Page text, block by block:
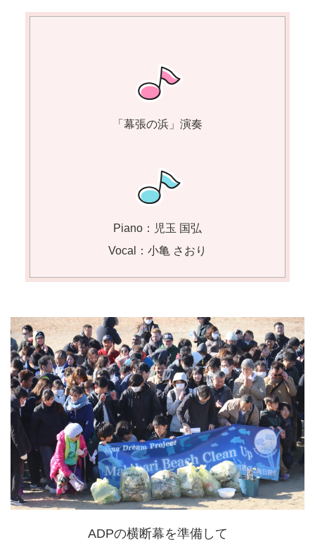
「幕張の浜」演奏
Piano：児玉 国弘
Vocal：小亀 さおり
ADPの横断幕を準備して